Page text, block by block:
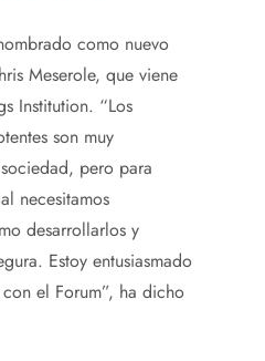
como nuevo
Meserole, que viene
Institution. “Los
son muy
pero para
necesitamos
desarrollarlos y
Estoy entusiasmado
el Forum”, ha dicho